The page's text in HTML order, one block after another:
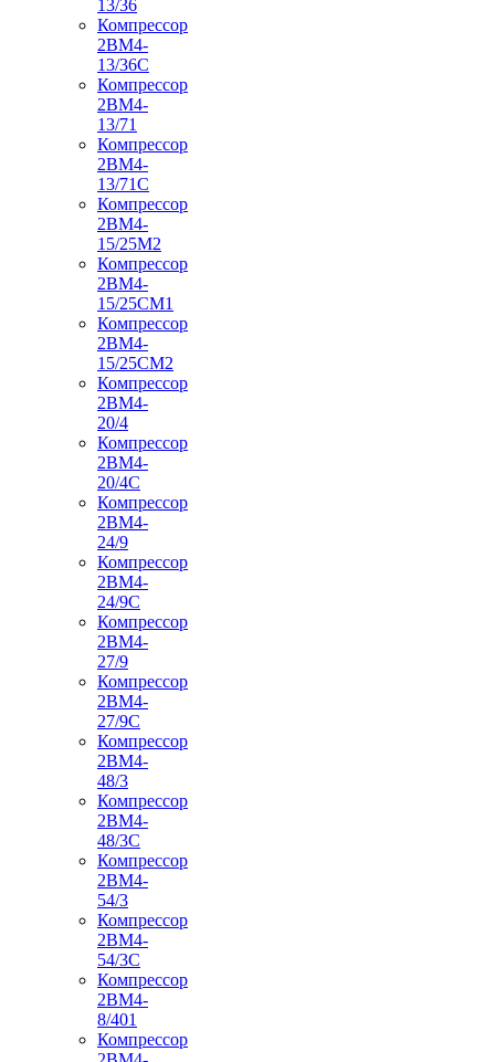
13/36
Компрессор
2ВМ4-
13/36С
Компрессор
2ВМ4-
13/71
Компрессор
2ВМ4-
13/71С
Компрессор
2ВМ4-
15/25М2
Компрессор
2ВМ4-
15/25СМ1
Компрессор
2ВМ4-
15/25СМ2
Компрессор
2ВМ4-
20/4
Компрессор
2ВМ4-
20/4С
Компрессор
2ВМ4-
24/9
Компрессор
2ВМ4-
24/9С
Компрессор
2ВМ4-
27/9
Компрессор
2ВМ4-
27/9С
Компрессор
2ВМ4-
48/3
Компрессор
2ВМ4-
48/3С
Компрессор
2ВМ4-
54/3
Компрессор
2ВМ4-
54/3С
Компрессор
2ВМ4-
8/401
Компрессор